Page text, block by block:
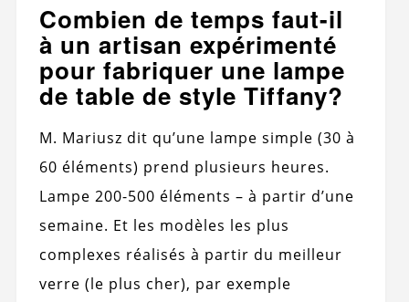
Combien de temps faut-il
à un artisan expérimenté
pour fabriquer une lampe
de table de style Tiffany?
M. Mariusz dit qu’une lampe simple (30 à
60 éléments) prend plusieurs heures.
Lampe 200-500 éléments – à partir d’une
semaine. Et les modèles les plus
complexes réalisés à partir du meilleur
verre (le plus cher), par exemple